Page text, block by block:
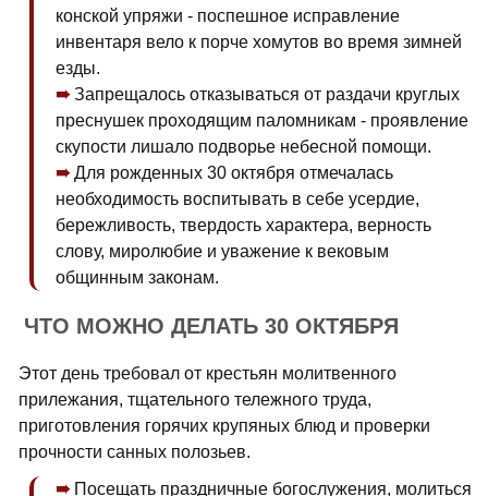
конской упряжи - поспешное исправление
инвентаря вело к порче хомутов во время зимней
езды.
Запрещалось отказываться от раздачи круглых
преснушек проходящим паломникам - проявление
скупости лишало подворье небесной помощи.
Для рожденных 30 октября отмечалась
необходимость воспитывать в себе усердие,
бережливость, твердость характера, верность
слову, миролюбие и уважение к вековым
общинным законам.
ЧТО МОЖНО ДЕЛАТЬ 30 ОКТЯБРЯ
Этот день требовал от крестьян молитвенного
прилежания, тщательного тележного труда,
приготовления горячих крупяных блюд и проверки
прочности санных полозьев.
Посещать праздничные богослужения, молиться